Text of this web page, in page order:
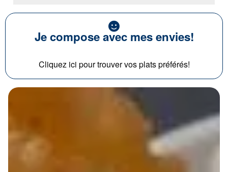
Je compose avec mes envies!
Cliquez ici pour trouver vos plats préférés!